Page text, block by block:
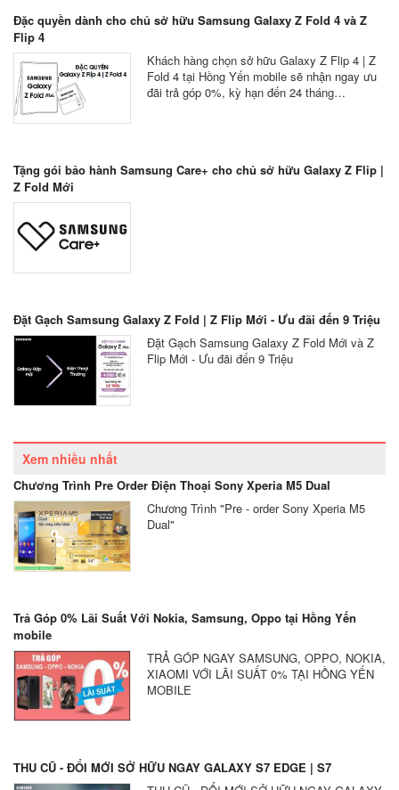
Đặc quyền dành cho chủ sở hữu Samsung Galaxy Z Fold 4 và Z
Flip 4
Khách hàng chọn sở hữu Galaxy Z Flip 4 | Z
Fold 4 tại Hồng Yến mobile sẽ nhận ngay ưu
đãi trả góp 0%, kỳ hạn đến 24 tháng…
Tặng gói bảo hành Samsung Care+ cho chủ sở hữu Galaxy Z Flip |
Z Fold Mới
Đặt Gạch Samsung Galaxy Z Fold | Z Flip Mới - Ưu đãi đến 9 Triệu
Đặt Gạch Samsung Galaxy Z Fold Mới và Z
Flip Mới - Ưu đãi đến 9 Triệu
Xem nhiều nhất
Chương Trình Pre Order Điện Thoại Sony Xperia M5 Dual
Chương Trình "Pre - order Sony Xperia M5
Dual"
Trả Góp 0% Lãi Suất Với Nokia, Samsung, Oppo tại Hồng Yến
mobile
TRẢ GÓP NGAY SAMSUNG, OPPO, NOKIA,
XIAOMI VỚI LÃI SUẤT 0% TẠI HỒNG YẾN
MOBILE
THU CŨ - ĐỔI MỚI SỞ HỮU NGAY GALAXY S7 EDGE | S7